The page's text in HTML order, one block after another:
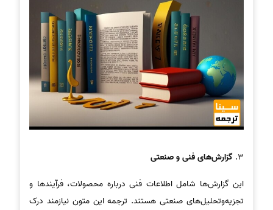
3. گزارش‌های فنی و صنعتی
این گزارش‌ها شامل اطلاعات فنی درباره محصولات، فرآیندها و
تجزیه‌وتحلیل‌های صنعتی هستند. ترجمه این متون نیازمند درک